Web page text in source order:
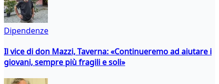
Dipendenze
Il vice di don Mazzi, Taverna: «Continueremo ad aiutare i
giovani, sempre più fragili e soli»